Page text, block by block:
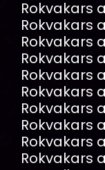
Rokvakars
Rokvakars
Rokvakars
Rokvakars
Rokvakars
Rokvakars
Rokvakars
Rokvakars
Rokvakars
Rokvakars